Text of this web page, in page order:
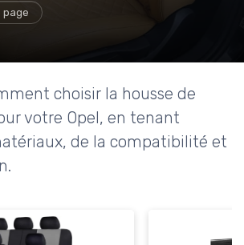
page
choisir la housse de
votre Opel, en tenant
de la compatibilité et